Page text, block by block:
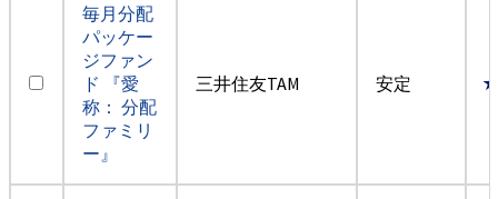
毎月分配
パッケー
ジファン
ド 『愛
称： 分配
ファミリ
ー』
三井住友TAM 安定